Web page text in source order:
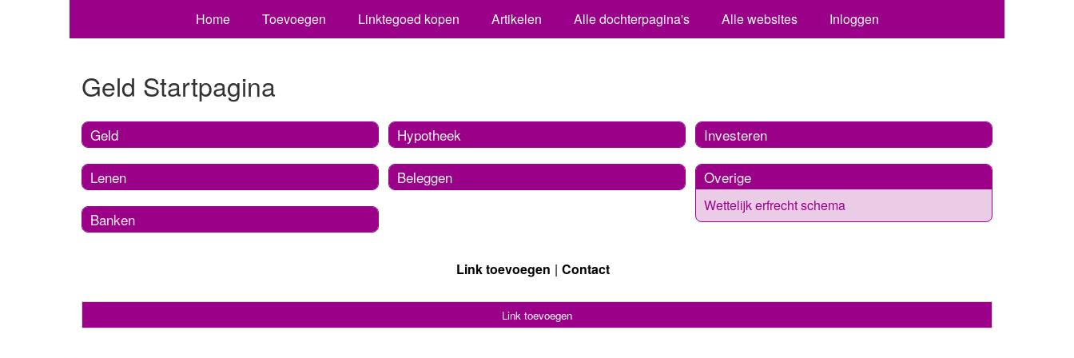
Home Toevoegen Linktegoed kopen Artikelen Alle dochterpagina's Alle websites Inloggen
Geld Startpagina
Geld
Lenen
Banken
Hypotheek
Beleggen
Investeren
Overige
Wettelijk erfrecht schema
Link toevoegen Contact
Link toevoegen